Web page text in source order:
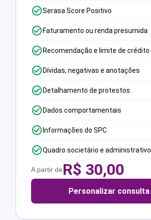
Serasa Score Positivo
Faturamento ou renda presumida
Recomendação e limite de crédito
Dívidas, negativas e anotações
Detalhamento de protestos
Dados comportamentais
Informações do SPC
Quadro societário e administrativo
A partir deR$ 30,00
Personalizar consulta